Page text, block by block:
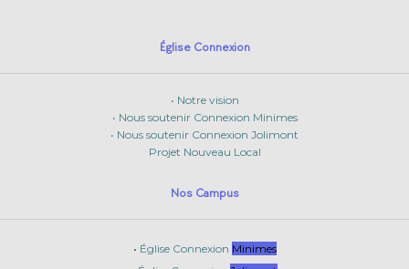
Église Connexion
• Notre vision
• Nous soutenir Connexion Minimes
• Nous soutenir Connexion Jolimont
Projet Nouveau Local
Nos Campus
• Église Connexion Minimes